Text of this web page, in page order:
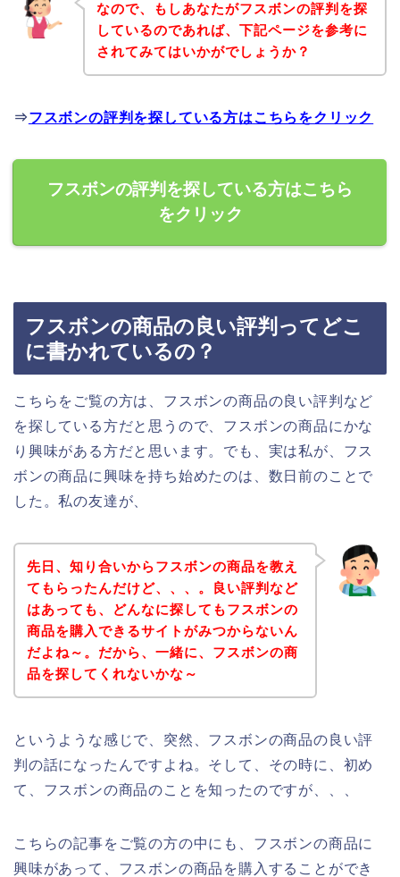
なので、もしあなたがフスボンの評判を探
しているのであれば、下記ページを参考に
されてみてはいかがでしょうか？
⇒フスボンの評判を探している方はこちらをクリック
フスボンの評判を探している方はこちら
をクリック
フスボンの商品の良い評判ってどこ
に書かれているの？
こちらをご覧の方は、フスボンの商品の良い評判など
を探している方だと思うので、フスボンの商品にかな
り興味がある方だと思います。でも、実は私が、フス
ボンの商品に興味を持ち始めたのは、数日前のことで
した。私の友達が、
先日、知り合いからフスボンの商品を教え
てもらったんだけど、、、。良い評判など
はあっても、どんなに探してもフスボンの
商品を購入できるサイトがみつからないん
だよね～。だから、一緒に、フスボンの商
品を探してくれないかな～
というような感じで、突然、フスボンの商品の良い評
判の話になったんですよね。そして、その時に、初め
て、フスボンの商品のことを知ったのですが、、、
こちらの記事をご覧の方の中にも、フスボンの商品に
興味があって、フスボンの商品を購入することができ